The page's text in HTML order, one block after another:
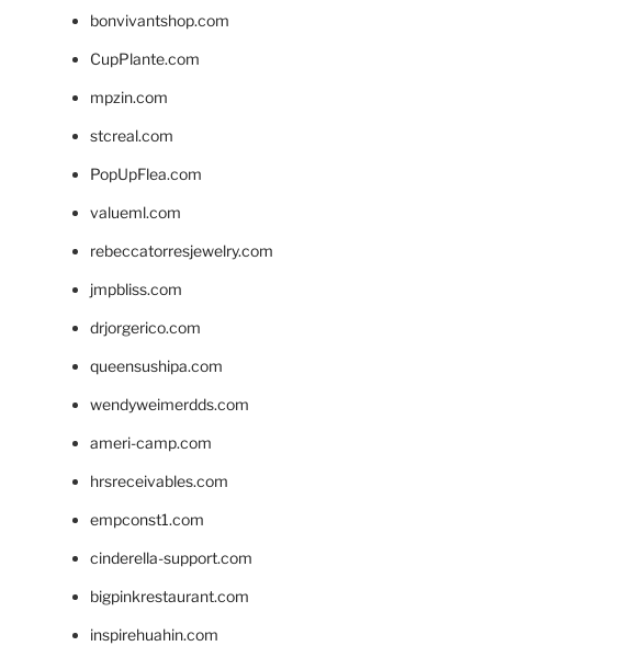
bonvivantshop.com
CupPlante.com
mpzin.com
stcreal.com
PopUpFlea.com
valueml.com
rebeccatorresjewelry.com
jmpbliss.com
drjorgerico.com
queensushipa.com
wendyweimerdds.com
ameri-camp.com
hrsreceivables.com
empconst1.com
cinderella-support.com
bigpinkrestaurant.com
inspirehuahin.com